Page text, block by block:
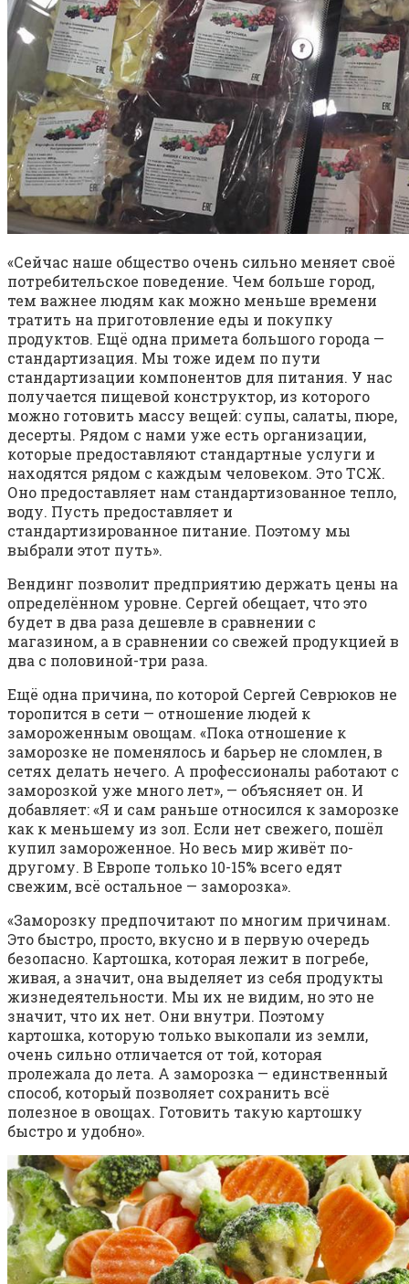
«Сейчас наше общество очень сильно меняет своё
потребительское поведение. Чем больше город,
тем важнее людям как можно меньше времени
тратить на приготовление еды и покупку
продуктов. Ещё одна примета большого города —
стандартизация. Мы тоже идем по пути
стандартизации компонентов для питания. У нас
получается пищевой конструктор, из которого
можно готовить массу вещей: супы, салаты, пюре,
десерты. Рядом с нами уже есть организации,
которые предоставляют стандартные услуги и
находятся рядом с каждым человеком. Это ТСЖ.
Оно предоставляет нам стандартизованное тепло,
воду. Пусть предоставляет и
стандартизированное питание. Поэтому мы
выбрали этот путь».
Вендинг позволит предприятию держать цены на
определённом уровне. Сергей обещает, что это
будет в два раза дешевле в сравнении с
магазином, а в сравнении со свежей продукцией в
два с половиной-три раза.
Ещё одна причина, по которой Сергей Севрюков не
торопится в сети — отношение людей к
замороженным овощам. «Пока отношение к
заморозке не поменялось и барьер не сломлен, в
сетях делать нечего. А профессионалы работают с
заморозкой уже много лет», — объясняет он. И
добавляет: «Я и сам раньше относился к заморозке
как к меньшему из зол. Если нет свежего, пошёл
купил замороженное. Но весь мир живёт по-
другому. В Европе только 10-15% всего едят
свежим, всё остальное — заморозка».
«Заморозку предпочитают по многим причинам.
Это быстро, просто, вкусно и в первую очередь
безопасно. Картошка, которая лежит в погребе,
живая, а значит, она выделяет из себя продукты
жизнедеятельности. Мы их не видим, но это не
значит, что их нет. Они внутри. Поэтому
картошка, которую только выкопали из земли,
очень сильно отличается от той, которая
пролежала до лета. А заморозка — единственный
способ, который позволяет сохранить всё
полезное в овощах. Готовить такую картошку
быстро и удобно».